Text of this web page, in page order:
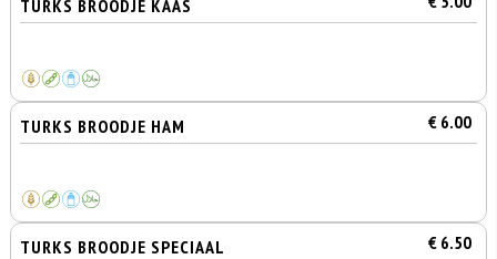
TURKS BROODJE KAAS
TURKS BROODJE HAM € 6.00
TURKS BROODJE SPECIAAL € 6.50